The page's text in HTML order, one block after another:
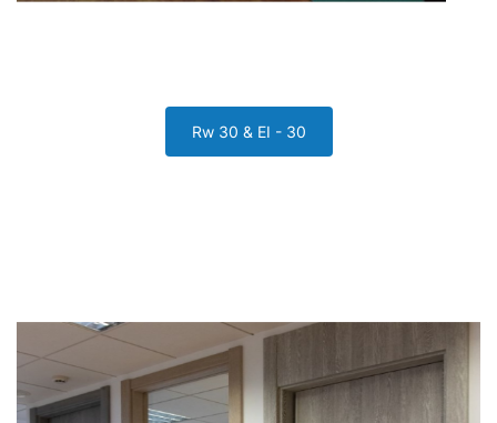
Rw 30 & EI - 30